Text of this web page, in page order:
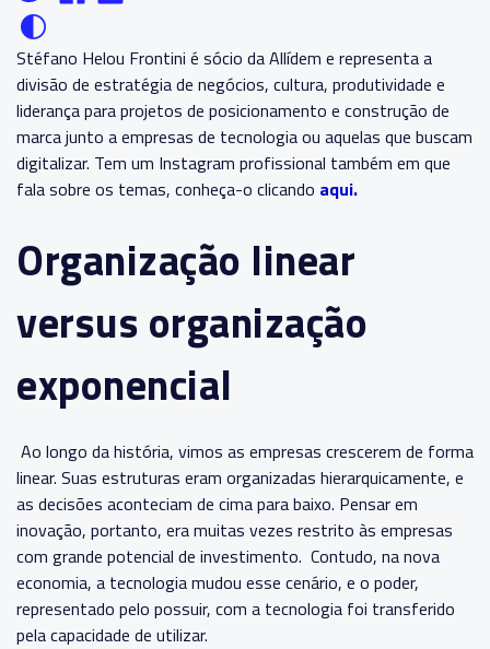
Stéfano Helou Frontini é sócio da Allídem e representa a
divisão de estratégia de negócios, cultura, produtividade e
liderança para projetos de posicionamento e construção de
marca junto a empresas de tecnologia ou aquelas que buscam
digitalizar. Tem um Instagram profissional também em que
fala sobre os temas, conheça-o clicando aqui.
Organização linear
versus organização
exponencial
Ao longo da história, vimos as empresas crescerem de forma
linear. Suas estruturas eram organizadas hierarquicamente, e
as decisões aconteciam de cima para baixo. Pensar em
inovação, portanto, era muitas vezes restrito às empresas
com grande potencial de investimento. Contudo, na nova
economia, a tecnologia mudou esse cenário, e o poder,
representado pelo possuir, com a tecnologia foi transferido
pela capacidade de utilizar.